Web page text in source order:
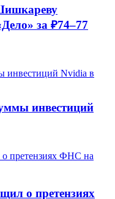
за ₽74–77
инвестиций
о претензиях